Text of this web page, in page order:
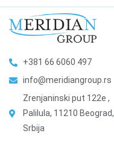
+381 66 6060 497
info@meridiangroup.rs
Zrenjaninski put 122e ,
Palilula, 11210 Beograd,
Srbija